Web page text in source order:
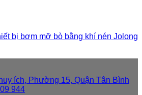
bị bơm mỡ bò bằng khí nén Jolong
ích, Phường 15, Quận Tân Bình
944